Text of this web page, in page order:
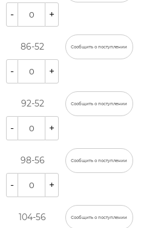
- +
86-52 Сообщить о поступлении
- +
92-52 Сообщить о поступлении
- +
98-56 Сообщить о поступлении
- +
104-56 Сообщить о поступлении